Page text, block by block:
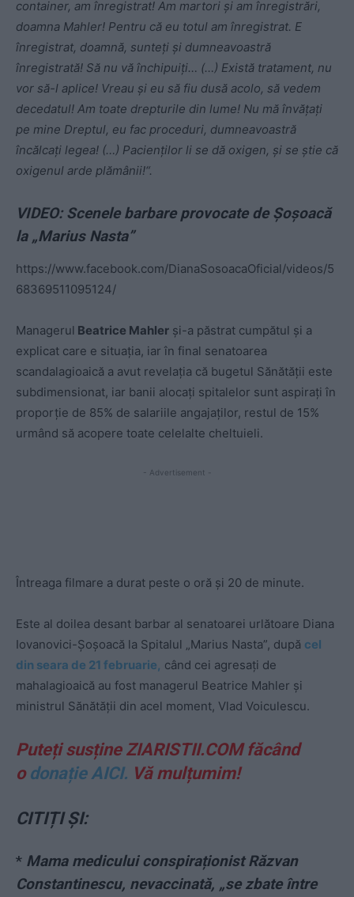
container, am înregistrat! Am martori și am înregistrări,
doamna Mahler! Pentru că eu totul am înregistrat. E
înregistrat, doamnă, sunteți și dumneavoastră
înregistrată! Să nu vă închipuiți… (…) Există tratament, nu
vor să-l aplice! Vreau și eu să fiu dusă acolo, să vedem
decedatul! Am toate drepturile din lume! Nu mă învățați
pe mine Dreptul, eu fac proceduri, dumneavoastră
încălcați legea! (…) Pacienților li se dă oxigen, și se știe că
oxigenul arde plămânii!“.
VIDEO: Scenele barbare provocate de Șoșoacă
la „Marius Nasta”
https://www.facebook.com/DianaSosoacaOficial/videos/5
68369511095124/
Managerul Beatrice Mahler și-a păstrat cumpătul și a
explicat care e situația, iar în final senatoarea
scandalagioaică a avut revelația că bugetul Sănătății este
subdimensionat, iar banii alocați spitalelor sunt aspirați în
proporție de 85% de salariile angajaților, restul de 15%
urmând să acopere toate celelalte cheltuieli.
- Advertisement -
Întreaga filmare a durat peste o oră și 20 de minute.
Este al doilea desant barbar al senatoarei urlătoare Diana
Iovanovici-Șoșoacă la Spitalul „Marius Nasta”, după cel
din seara de 21 februarie, când cei agresați de
mahalagioaică au fost managerul Beatrice Mahler și
ministrul Sănătății din acel moment, Vlad Voiculescu.
Puteți susține ZIARISTII.COM făcând
o donație AICI. Vă mulțumim!
CITIȚI ȘI:
* Mama medicului conspiraționist Răzvan
Constantinescu, nevaccinată, „se zbate între